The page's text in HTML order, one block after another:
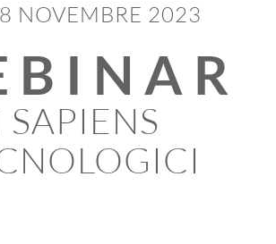
NOVEMBRE 2023
SAPIENS